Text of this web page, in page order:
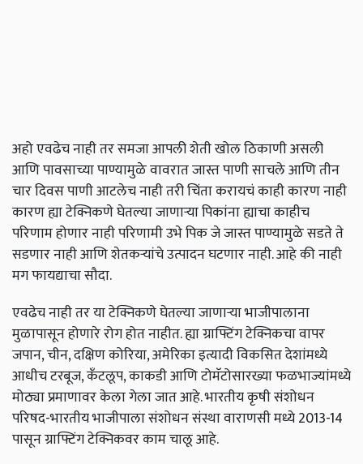
अहो एवढेच नाही तर समजा आपली शेती खोल ठिकाणी असली
आणि पावसाच्या पाण्यामुळे वावरात जास्त पाणी साचले आणि तीन
चार दिवस पाणी आटलेच नाही तरी चिंता करायचं काही कारण नाही
कारण ह्या टेक्निकणे घेतल्या जाणाऱ्या पिकांना ह्याचा काहीच
परिणाम होणार नाही परिणामी उभे पिक जे जास्त पाण्यामुळे सडते ते
सडणार नाही आणि शेतकऱ्यांचे उत्पादन घटणार नाही. आहे की नाही
मग फायद्याचा सौदा.
एवढेच नाही तर या टेक्निकणे घेतल्या जाणाऱ्या भाजीपालाना
मुळापासून होणारे रोग होत नाहीत. ह्या ग्राफ्टिंग टेक्निकचा वापर
जपान, चीन, दक्षिण कोरिया, अमेरिका इत्यादी विकसित देशांमध्ये
आधीच टरबूज, कॅंटलूप, काकडी आणि टोमॅटोसारख्या फळभाज्यांमध्ये
मोठ्या प्रमाणावर केला गेला जात आहे. भारतीय कृषी संशोधन
परिषद-भारतीय भाजीपाला संशोधन संस्था वाराणसी मध्ये 2013-14
पासून ग्राफ्टिंग टेक्निकवर काम चालू आहे.